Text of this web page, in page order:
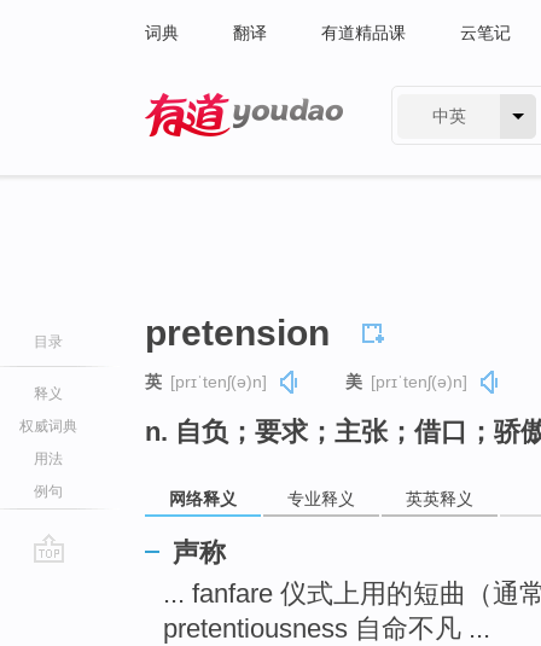
词典 翻译 有道精品课 云笔记
中英
目录
释义
权威词典
用法
例句
pretension
英 [prɪˈtenʃ(ə)n] 美 [prɪˈtenʃ(ə)n]
n. 自负；要求；主张；借口；骄
网络释义 专业释义 英英释义
声称
... fanfare 仪式上用的短曲（通
pretentiousness 自命不凡 ...